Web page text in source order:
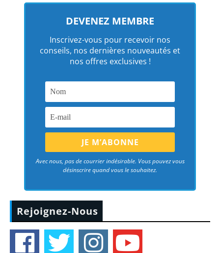
DEVENEZ MEMBRE
Inscrivez-vous pour recevoir nos
conseils, nos dernières nouveautés et
nos offres exclusives !
Avec nous, pas de courrier indésirable. Vous pouvez vous
désinscrire quand vous le souhaitez.
Rejoignez-Nous